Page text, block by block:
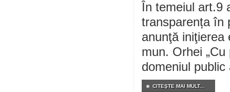
În temeiul art.9
transparența în
anunţă iniţierea
mun. Orhei
domeniul public
CITEŞTE MAI MULT...